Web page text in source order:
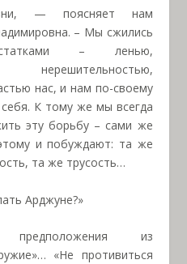
— поясняет нам
– Мы сжились
– ленью,
нерешительностью,
нас, и нам по-своему
К тому же мы всегда
эту борьбу – сами же
и побуждают: та же
та же трусость…
Арджуне?»
предположения из
«Не противиться